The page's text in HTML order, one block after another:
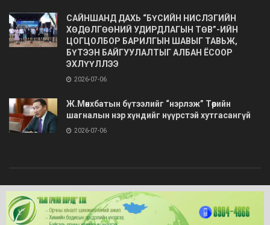
САЙНШАНД ДАХЬ “БҮСИЙН НИСЛЭГИЙН
ХӨДӨЛГӨӨНИЙ УДИРДЛАГЫН ТӨВ”-ИЙН
ЦОГЦОЛБОР БАРИЛГЫН ШАВЫГ ТАВЬЖ,
БҮТЭЭН БАЙГУУЛАЛТЫГ АЛБАН ЁСООР
ЭХЛҮҮЛЛЭЭ
2026-07-06
Ж.Мөнхбатын бүтээлийг “нэрлэж” Төрийн
шагналын нэр хүндийг нүүрстэй хутгасангүй
2026-07-06
© 2020 Barimt.com- Зохиогчийн эрх хуулиар хамгаалагдсан. Загварыг
ONLINE MEDIA LLC.